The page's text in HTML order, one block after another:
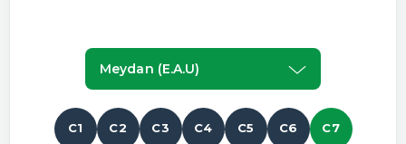
Meydan (e.a.u)
C1 C2 C3 C4 C5 C6 C7